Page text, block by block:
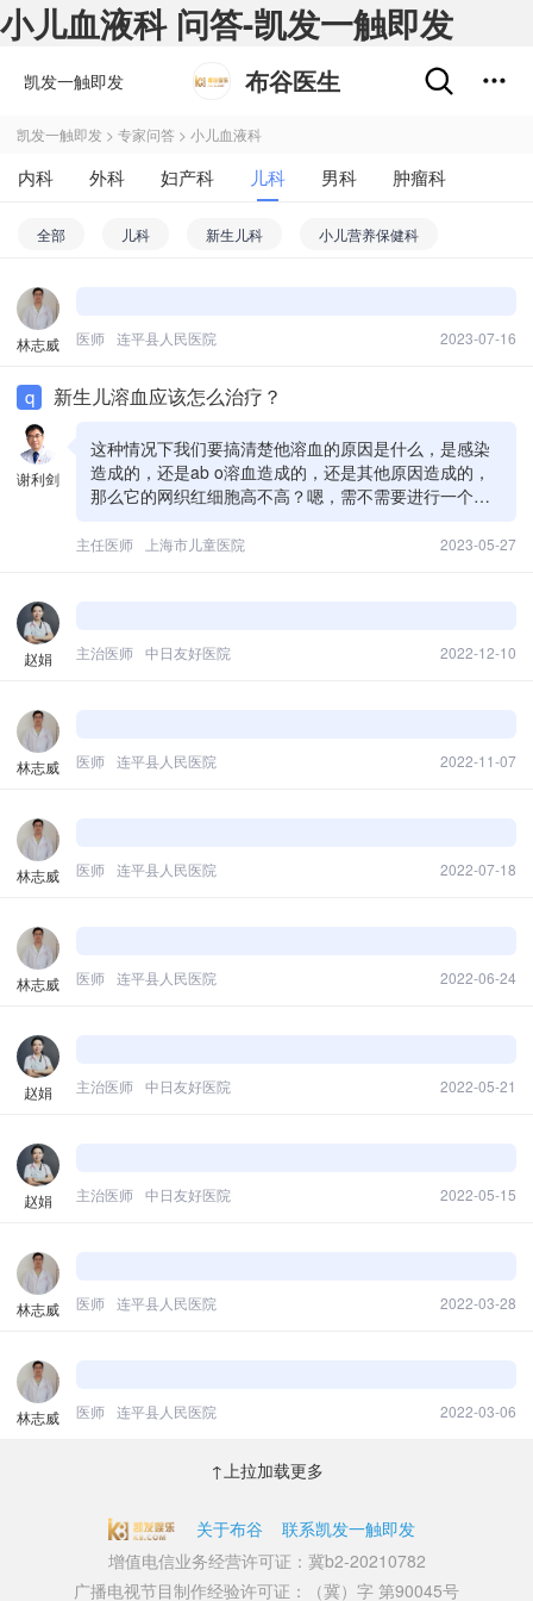
小儿血液科 问答-凯发一触即发
凯发一触即发 布谷医生
凯发一触即发 > 专家问答 > 小儿血液科
内科 外科 妇产科 儿科 男科
肿瘤科
不孕不育
五官科 精神心理科
皮肤性病科
全部 儿科 新生儿科 小儿营养保健科
小儿外科
儿童保健科 小儿肾内科 小儿免疫科
小儿皮肤科
小儿妇科
小儿急诊科 小儿神经内科 小儿心内科 小儿心外科
林志威 医师 连平县人民医院 2023-07-16
q 新生儿溶血应该怎么治疗？
谢利剑
这种情况下我们要搞清楚他溶血的原因是什么，是感染
造成的，还是ab o溶血造成的，还是其他原因造成的，
那么它的网织红细胞高不高？嗯，需不需要进行一个新
炎的情况，所以来说情况还是比较复杂的，但是如果进
主任医师 上海市儿童医院 2023-05-27
赵娟 主治医师 中日友好医院 2022-12-10
林志威 医师 连平县人民医院 2022-11-07
林志威 医师 连平县人民医院 2022-07-18
林志威 医师 连平县人民医院 2022-06-24
赵娟 主治医师 中日友好医院 2022-05-21
赵娟 主治医师 中日友好医院 2022-05-15
林志威 医师 连平县人民医院 2022-03-28
林志威 医师 连平县人民医院 2022-03-06
↑上拉加载更多
关于布谷
联系凯发一触即发
增值电信业务经营许可证：冀b2-20210782
广播电视节目制作经验许可证：（冀）字 第90045号